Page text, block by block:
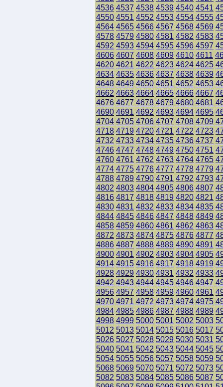
4536 4537 4538 4539 4540 4541
4550 4551 4552 4553 4554 4555
4564 4565 4566 4567 4568 4569
4578 4579 4580 4581 4582 4583
4592 4593 4594 4595 4596 4597
4606 4607 4608 4609 4610 4611
4620 4621 4622 4623 4624 4625
4634 4635 4636 4637 4638 4639
4648 4649 4650 4651 4652 4653
4662 4663 4664 4665 4666 4667
4676 4677 4678 4679 4680 4681
4690 4691 4692 4693 4694 4695
4704 4705 4706 4707 4708 4709
4718 4719 4720 4721 4722 4723
4732 4733 4734 4735 4736 4737
4746 4747 4748 4749 4750 4751
4760 4761 4762 4763 4764 4765
4774 4775 4776 4777 4778 4779
4788 4789 4790 4791 4792 4793
4802 4803 4804 4805 4806 4807
4816 4817 4818 4819 4820 4821
4830 4831 4832 4833 4834 4835
4844 4845 4846 4847 4848 4849
4858 4859 4860 4861 4862 4863
4872 4873 4874 4875 4876 4877
4886 4887 4888 4889 4890 4891
4900 4901 4902 4903 4904 4905
4914 4915 4916 4917 4918 4919
4928 4929 4930 4931 4932 4933
4942 4943 4944 4945 4946 4947
4956 4957 4958 4959 4960 4961
4970 4971 4972 4973 4974 4975
4984 4985 4986 4987 4988 4989
4998 4999 5000 5001 5002 5003
5012 5013 5014 5015 5016 5017
5026 5027 5028 5029 5030 5031
5040 5041 5042 5043 5044 5045
5054 5055 5056 5057 5058 5059
5068 5069 5070 5071 5072 5073
5082 5083 5084 5085 5086 5087